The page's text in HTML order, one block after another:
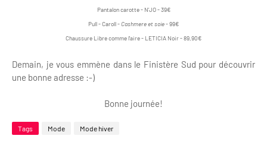
Pantalon carotte - N'JO - 39€
Pull - Caroll -Cashmere et soie- 99€
Chaussure Libre comme l'aire - LETICIA Noir - 89,90€
Demain, je vous emmène dans le Finistère Sud pour découvrir
une bonne adresse :-)
Bonne journée!
Tags Mode Mode hiver